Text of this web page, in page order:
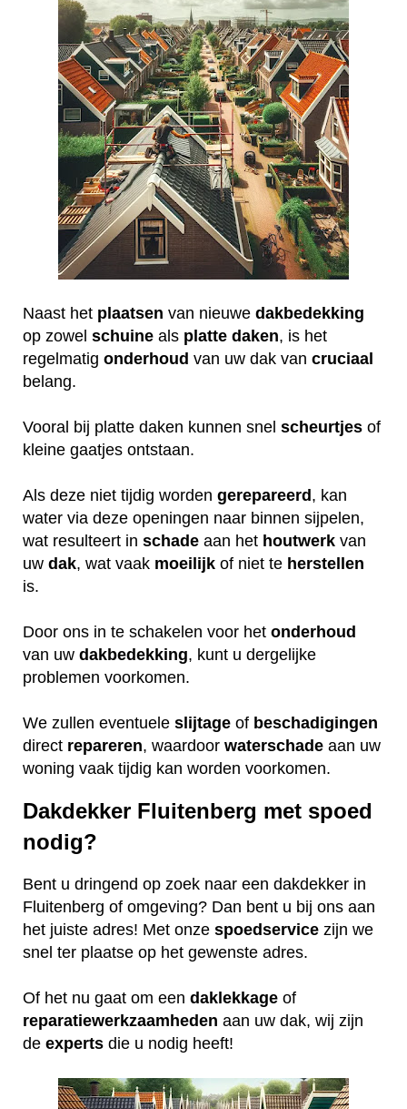
Naast het plaatsen van nieuwe dakbedekking
op zowel schuine als platte daken, is het
regelmatig onderhoud van uw dak van cruciaal
belang.
Vooral bij platte daken kunnen snel scheurtjes of
kleine gaatjes ontstaan.
Als deze niet tijdig worden gerepareerd , kan
water via deze openingen naar binnen sijpelen,
wat resulteert in schade aan het houtwerk van
uw dak, wat vaak moeilijk of niet te herstellen
is.
Door ons in te schakelen voor het onderhoud
van uw dakbedekking, kunt u dergelijke
problemen voorkomen.
We zullen eventuele slijtage of beschadigingen
direct repareren, waardoor waterschade aan uw
woning vaak tijdig kan worden voorkomen.
Dakdekker Fluitenberg met spoed
nodig?
Bent u dringend op zoek naar een dakdekker in
Fluitenberg of omgeving? Dan bent u bij ons aan
het juiste adres! Met onze spoedservice zijn we
snel ter plaatse op het gewenste adres.
Of het nu gaat om een daklekkage of
reparatiewerkzaamheden aan uw dak, wij zijn
de experts die u nodig heeft!